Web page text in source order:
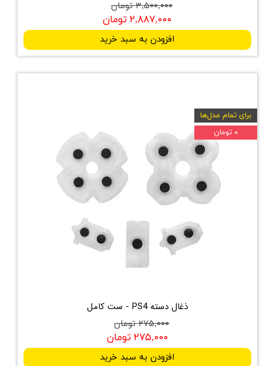
۳,۵۰۰,۰۰۰ تومان
۲,۸۸۷,۰۰۰ تومان
افزودن به سبد خرید
ذغال دسته PS4 - ست کامل
۲۷۵,۰۰۰ تومان
۲۷۵,۰۰۰ تومان
افزودن به سبد خرید
برای تمام مدل‌ها
۰ تومان